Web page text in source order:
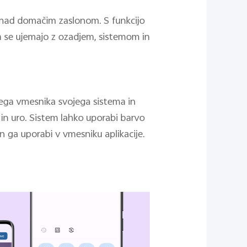
domačim zaslonom. S funkcijo
ujemajo z ozadjem, sistemom in
vmesnika svojega sistema in
uro. Sistem lahko uporabi barvo
uporabi v vmesniku aplikacije.